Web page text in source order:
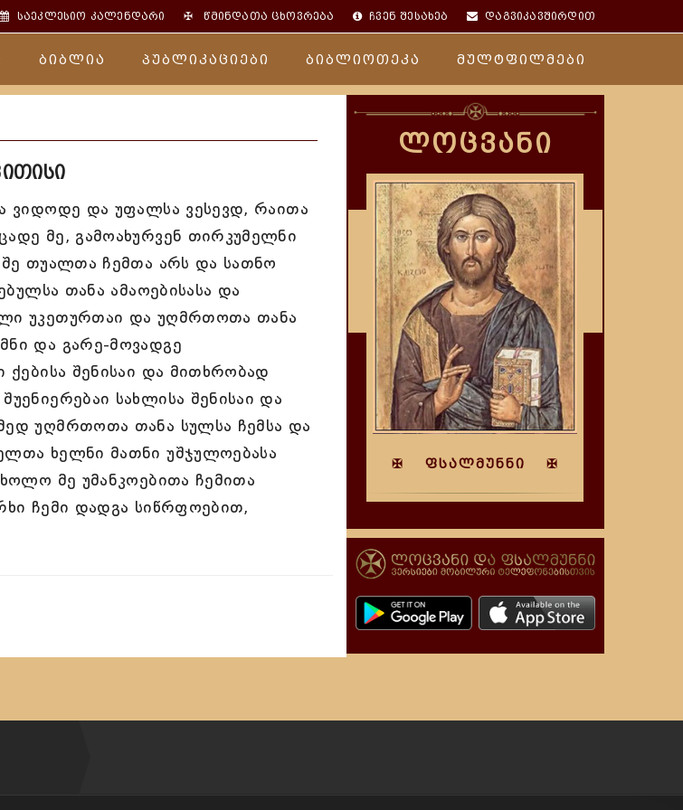
საეკლესიო კალენდარი ✠წმინდათა ცხოვრება ჩვენ შესახებ დაგვიკავშირდით
ბიბლია პუბლიკაციები ბიბლიოთეკა მულტფილმები
ვიდოდე და უფალსა ვესევდ, რაითა
მე, გამოახურვენ თირკუმელნი
თუალთა ჩემთა არს და სათნო
თანა ამაოებისასა და
უკეთურთაი და უღმრთოთა თანა
და გარე-მოვადგე
შენისაი და მითხრობად
სახლისა შენისაი და
უღმრთოთა თანა სულსა ჩემსა და
ხელნი მათნი უშჯულოებასა
მე უმანკოებითა ჩემითა
ჩემი დადგა სიწრფოებით,
ლოცვანი
✠ ფსალმუნნი ✠